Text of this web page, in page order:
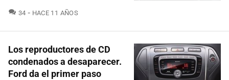
34 COMENTARIOS
HACE 11 AÑOS
Los reproductores de CD
condenados a desaparecer.
Ford da el primer paso